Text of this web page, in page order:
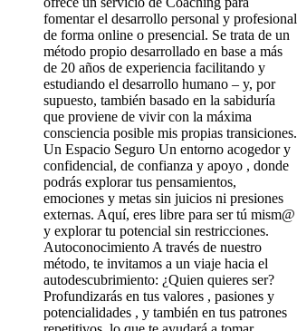
fomentar el desarrollo personal y profesional
de forma online o presencial. Se trata de un
método propio desarrollado en base a más
de 20 años de experiencia facilitando y
estudiando el desarrollo humano – y, por
supuesto, también basado en la sabiduría
que proviene de vivir con la máxima
consciencia posible mis propias transiciones.
Un Espacio Seguro Un entorno acogedor y
confidencial, de confianza y apoyo , donde
podrás explorar tus pensamientos,
emociones y metas sin juicios ni presiones
externas. Aquí, eres libre para ser tú mism@
y explorar tu potencial sin restricciones.
Autoconocimiento A través de nuestro
método, te invitamos a un viaje hacia el
autodescubrimiento: ¿Quien quieres ser?
Profundizarás en tus valores , pasiones y
potencialidades , y también en tus patrones